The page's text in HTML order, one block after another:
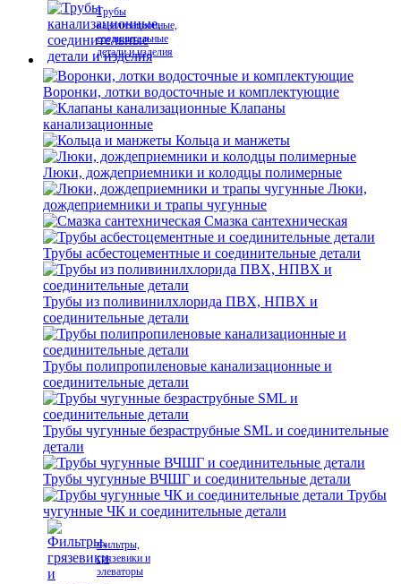
Трубы
канализационные,
соединительные
детали и изделия
Воронки, лотки водосточные и комплектующие
Клапаны
канализационные
Кольца и манжеты
Люки, дождеприемники и колодцы полимерные
Люки,
дождеприемники и трапы чугунные
Смазка сантехническая
Трубы асбестоцементные и соединительные детали
Трубы из поливинилхлорида ПВХ, НПВХ и
соединительные детали
Трубы полипропиленовые канализационные и
соединительные детали
Трубы чугунные безраструбные SML и соединительные
детали
Трубы чугунные ВЧШГ и соединительные детали
Трубы
чугунные ЧК и соединительные детали
Фильтры,
грязевики и
элеваторы